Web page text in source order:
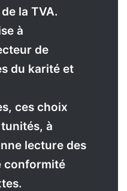
la TVA.
à
de
du karité et
ces choix
à
lecture des
conformité